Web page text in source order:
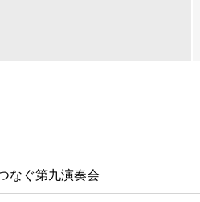
なぐ第九演奏会